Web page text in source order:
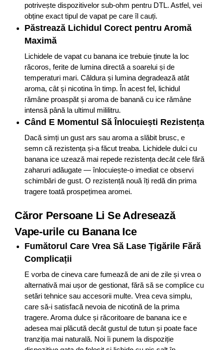
potrivește dispozitivelor sub-ohm pentru DTL. Astfel, vei
obține exact tipul de vapat pe care îl cauți.
Păstrează Lichidul Corect pentru Aromă
Maximă
Lichidele de vapat cu banana ice trebuie ținute la loc
răcoros, ferite de lumina directă a soarelui și de
temperaturi mari. Căldura și lumina degradează atât
aroma, cât și nicotina în timp. În acest fel, lichidul
rămâne proaspăt și aroma de banană cu ice rămâne
intensă până la ultimul mililitru.
Când E Momentul Să Înlocuiești Rezistența
Dacă simți un gust ars sau aroma a slăbit brusc, e
semn că rezistența și-a făcut treaba. Lichidele dulci cu
banana ice uzează mai repede rezistența decât cele fără
zaharuri adăugate — înlocuiește-o imediat ce observi
schimbări de gust. O rezistență nouă îți redă din prima
tragere toată prospețimea aromei.
Căror Persoane Li Se Adresează
Vape-urile cu Banana Ice
Fumătorul Care Vrea Să Lase Țigările Fără
Complicații
E vorba de cineva care fumează de ani de zile și vrea o
alternativă mai ușor de gestionat, fără să se complice cu
setări tehnice sau accesorii multe. Vrea ceva simplu,
care să-i satisfacă nevoia de nicotină de la prima
tragere. Aroma dulce și răcoritoare de banana ice e
adesea mai plăcută decât gustul de tutun și poate face
tranziția mai naturală. Noi îi punem la dispoziție